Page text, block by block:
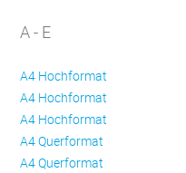
A - E
A4 Hochformat
A4 Hochformat
A4 Hochformat
A4 Querformat
A4 Querformat